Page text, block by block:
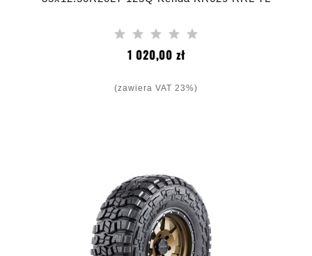
1 020,00 złCena
(zawiera VAT 23%)